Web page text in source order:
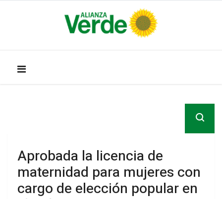
Aprobada la licencia de
maternidad para mujeres con
cargo de elección popular en